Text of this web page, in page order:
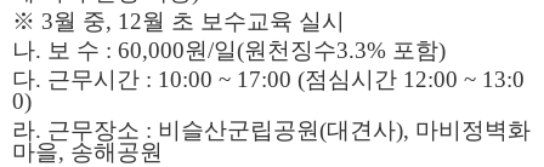
※ 3월 중, 12월 초 보수교육 실시
나. 보 수 : 60,000원/일(원천징수3.3% 포함)
다. 근무시간 : 10:00 ~ 17:00 (점심시간 12:00 ~ 13:0
0)
라. 근무장소 : 비슬산군립공원(대견사), 마비정벽화
마을, 송해공원